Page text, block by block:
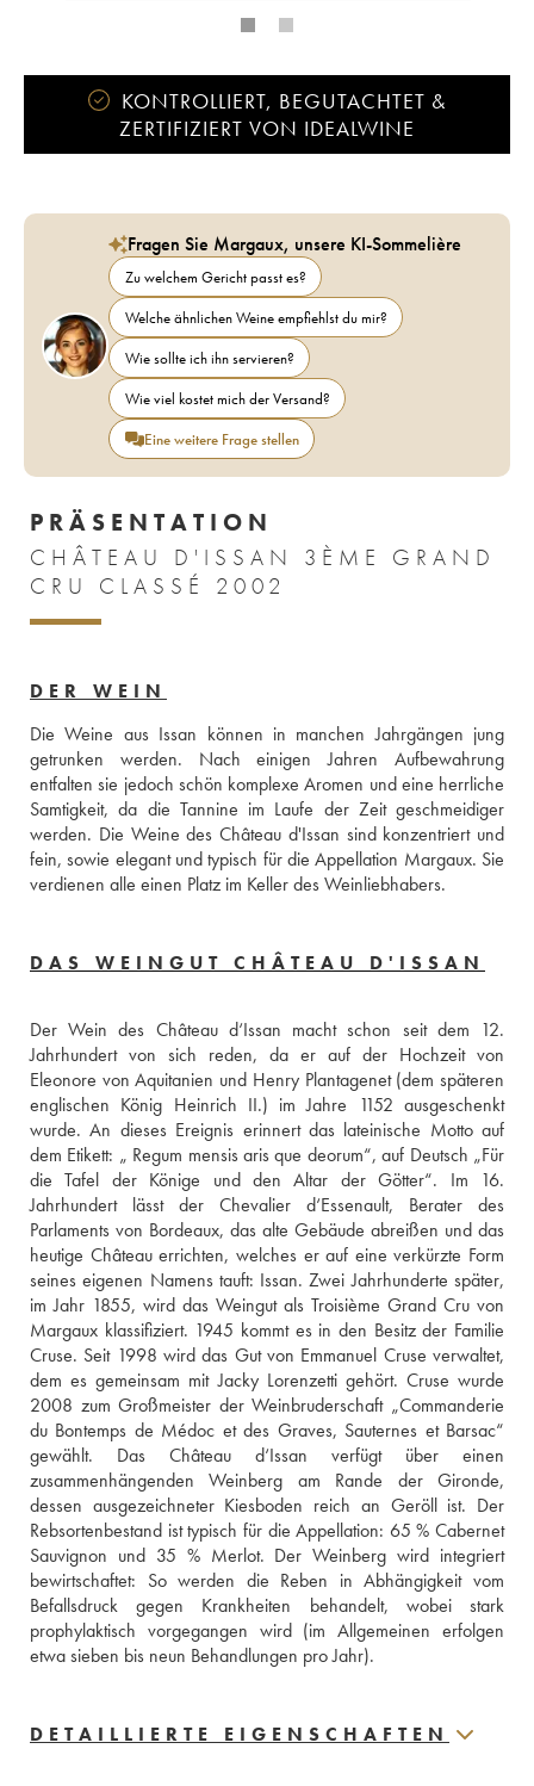
KONTROLLIERT, BEGUTACHTET &
ZERTIFIZIERT VON IDEALWINE
Fragen Sie Margaux, unsere KI-Sommelière
Zu welchem Gericht passt es?
Welche ähnlichen Weine empfiehlst du mir?
Wie sollte ich ihn servieren?
Wie viel kostet mich der Versand?
Eine weitere Frage stellen
PRÄSENTATION
CHÂTEAU D'ISSAN 3ÈME GRAND
CRU CLASSÉ 2002
DER WEIN
Die Weine aus Issan können in manchen Jahrgängen jung
getrunken werden. Nach einigen Jahren Aufbewahrung
entfalten sie jedoch schön komplexe Aromen und eine herrliche
Samtigkeit, da die Tannine im Laufe der Zeit geschmeidiger
werden. Die Weine des Château d'Issan sind konzentriert und
fein, sowie elegant und typisch für die Appellation Margaux. Sie
verdienen alle einen Platz im Keller des Weinliebhabers.
DAS WEINGUT CHÂTEAU D'ISSAN
Der Wein des Château d‘Issan macht schon seit dem 12.
Jahrhundert von sich reden, da er auf der Hochzeit von
Eleonore von Aquitanien und Henry Plantagenet (dem späteren
englischen König Heinrich II.) im Jahre 1152 ausgeschenkt
wurde. An dieses Ereignis erinnert das lateinische Motto auf
dem Etikett: „ Regum mensis aris que deorum“, auf Deutsch „Für
die Tafel der Könige und den Altar der Götter“. Im 16.
Jahrhundert lässt der Chevalier d‘Essenault, Berater des
Parlaments von Bordeaux, das alte Gebäude abreißen und das
heutige Château errichten, welches er auf eine verkürzte Form
seines eigenen Namens tauft: Issan. Zwei Jahrhunderte später,
im Jahr 1855, wird das Weingut als Troisième Grand Cru von
Margaux klassifiziert. 1945 kommt es in den Besitz der Familie
Cruse. Seit 1998 wird das Gut von Emmanuel Cruse verwaltet,
dem es gemeinsam mit Jacky Lorenzetti gehört. Cruse wurde
2008 zum Großmeister der Weinbruderschaft „Commanderie
du Bontemps de Médoc et des Graves, Sauternes et Barsac“
gewählt. Das Château d‘Issan verfügt über einen
zusammenhängenden Weinberg am Rande der Gironde,
dessen ausgezeichneter Kiesboden reich an Geröll ist. Der
Rebsortenbestand ist typisch für die Appellation: 65 % Cabernet
Sauvignon und 35 % Merlot. Der Weinberg wird integriert
bewirtschaftet: So werden die Reben in Abhängigkeit vom
Befallsdruck gegen Krankheiten behandelt, wobei stark
prophylaktisch vorgegangen wird (im Allgemeinen erfolgen
etwa sieben bis neun Behandlungen pro Jahr).
DETAILLIERTE EIGENSCHAFTEN